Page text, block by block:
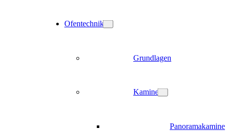
Ofentechnik
Grundlagen
Kamine
Panoramakamine